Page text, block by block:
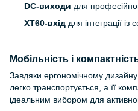
DC-виходи для
XT60-вхід для інтеграції
Мобільність і
Завдяки ергономічному дизайну
легко транспортується, а її
ідеальним вибором для